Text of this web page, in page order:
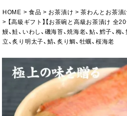
HOME 食品 お茶漬け
茶わんとお茶漬
【高級ギフト】【お茶碗と高級お茶漬け 全
鰻、鮭、いわし、磯海苔、焼海老、鮎、鱈子、梅
立、炙り明太子、鯖、炙り鯛、牡蠣、桜海老